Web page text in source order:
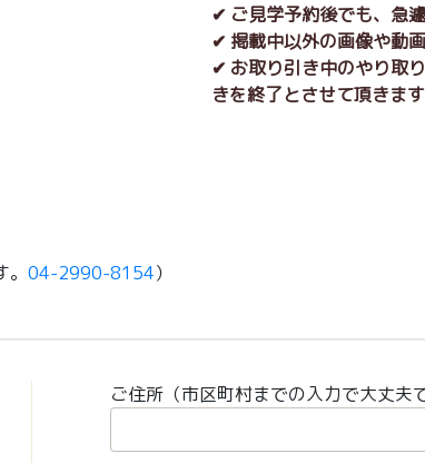
✔ ご見学予約後でも、急
✔ 掲載中以外の画像や動
✔ お取り引き中のやり取
きを終了とさせて頂きます
。04-2990-8154）
ご住所（市区町村までの入力で大丈夫